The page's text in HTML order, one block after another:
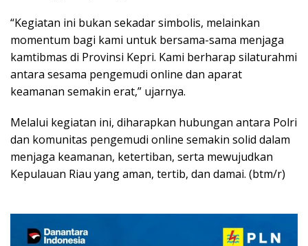
“Kegiatan ini bukan sekadar simbolis, melainkan
momentum bagi kami untuk bersama-sama menjaga
kamtibmas di Provinsi Kepri. Kami berharap silaturahmi
antara sesama pengemudi online dan aparat
keamanan semakin erat,” ujarnya.
Melalui kegiatan ini, diharapkan hubungan antara Polri
dan komunitas pengemudi online semakin solid dalam
menjaga keamanan, ketertiban, serta mewujudkan
Kepulauan Riau yang aman, tertib, dan damai. (btm/r)